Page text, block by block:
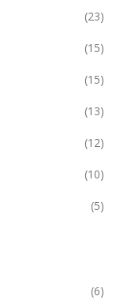
(23)
(15)
(15)
(13)
(12)
(10)
(5)
(6)